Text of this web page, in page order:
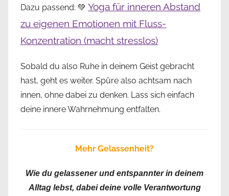
Dazu passend: 💚 Yoga für inneren Abstand
zu eigenen Emotionen mit Fluss-
Konzentration (macht stresslos)
Sobald du also Ruhe in deinem Geist gebracht
hast, geht es weiter. Spüre also achtsam nach
innen, ohne dabei zu denken. Lass sich einfach
deine innere Wahrnehmung entfalten.
Mehr Gelassenheit?
Wie du gelassener und entspannter in deinem
Alltag lebst, dabei deine volle Verantwortung